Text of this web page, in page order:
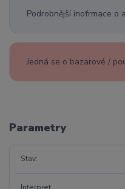
Podrobnější inofrmace o
Jedná se o bazarové /
Parametry
Stav
Interpret